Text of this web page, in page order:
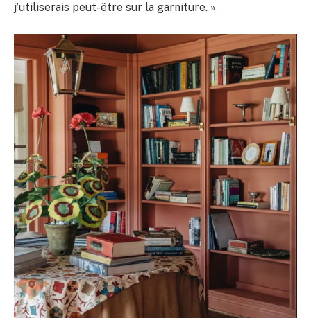
j’utiliserais peut-être sur la garniture. »